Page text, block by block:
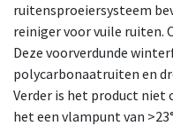
ruitensproeiersysteem
reiniger voor vuile ruiten.
Deze voorverdunde
polycarbonaatruiten en
Verder is het product niet
het een vlampunt van